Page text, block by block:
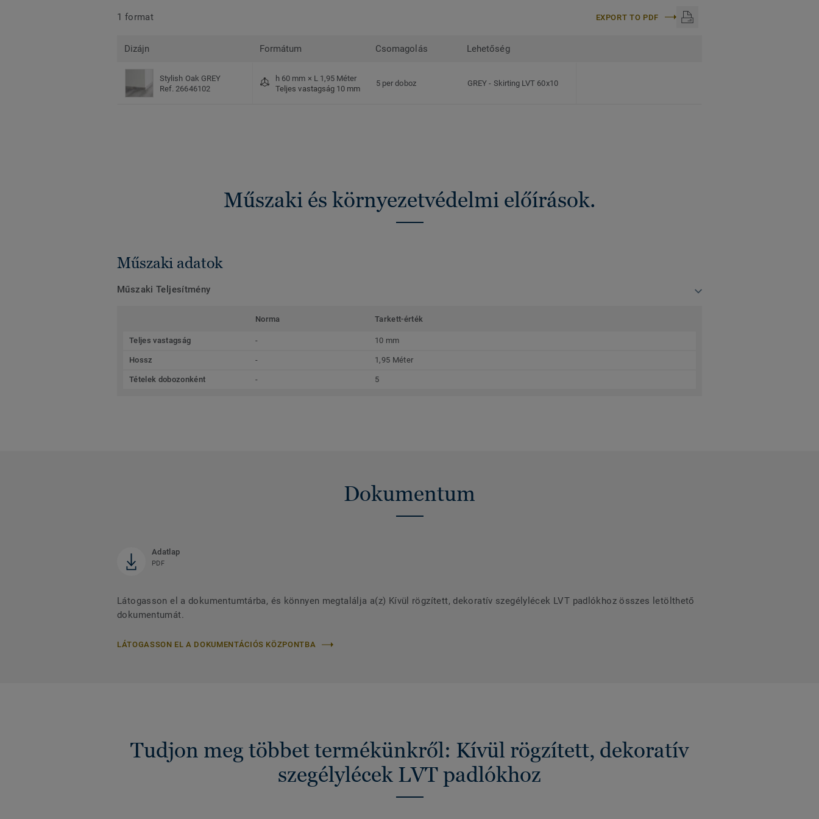
1 format EXPORT TO PDF
Dizájn Formátum Csomagolás Lehetőség
Stylish Oak GREY
Ref. 26646102
h 60 mm × L 1,95 Méter
Teljes vastagság 10 mm
5 per doboz GREY- Skirting LVT 60x10
Műszaki és környezetvédelmi előírások.
Műszaki adatok
Műszaki Teljesítmény
Norma Tarkett-érték
Teljes vastagság - 10 mm
Hossz - 1,95 Méter
Tételek dobozonként - 5
Dokumentum
Adatlap
PDF
Látogasson el a dokumentumtárba, és könnyen megtalálja a(z) Kívül rögzített, dekoratív szegélylécek LVT padlókhoz összes letölthető
dokumentumát.
LÁTOGASSON EL A DOKUMENTÁCIÓS KÖZPONTBA
Tudjon meg többet termékünkről: Kívül rögzített, dekoratív
szegélylécek LVT padlókhoz